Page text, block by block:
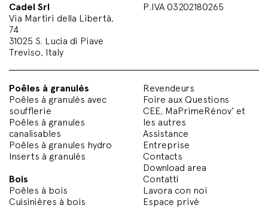
Cadel Srl
Via Martiri della Libertà,
74
31025 S. Lucia di Piave
Treviso, Italy
P.IVA 03202180265
Poêles à granulés
Poêles à granulés avec
soufflerie
Poêles à granules
canalisables
Poêles à granules hydro
Inserts à granulés
Bois
Poêles à bois
Cuisinières à bois
Revendeurs
Foire aux Questions
CEE, MaPrimeRénov’ et
les autres
Assistance
Entreprise
Contacts
Download area
Contatti
Lavora con noi
Espace privé